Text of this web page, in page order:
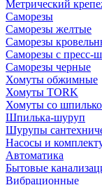
Метрический
Саморезы
Саморезы желтые
Саморезы
Саморезы с пресс-
Саморезы черные
Хомуты обжимные
Хомуты TORK
Хомуты со
Шпилька-шуруп
Шурупы
Насосы и
Автоматика
Бытовые
Вибрационные